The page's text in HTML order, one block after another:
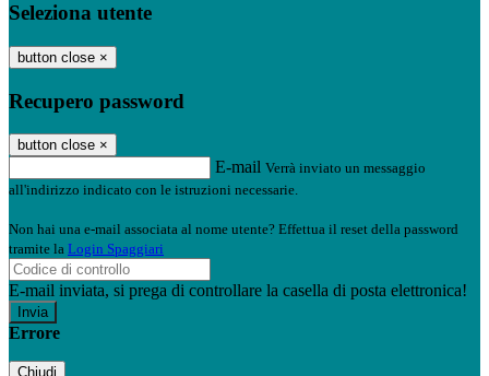
Seleziona utente
button close ×
Recupero password
button close ×
E-mail Verrà inviato un messaggio
all'indirizzo indicato con le istruzioni necessarie.
Non hai una e-mail associata al nome utente? Effettua il reset della password
tramite la Login Spaggiari
E-mail inviata, si prega di controllare la casella di posta elettronica!
Errore
Chiudi